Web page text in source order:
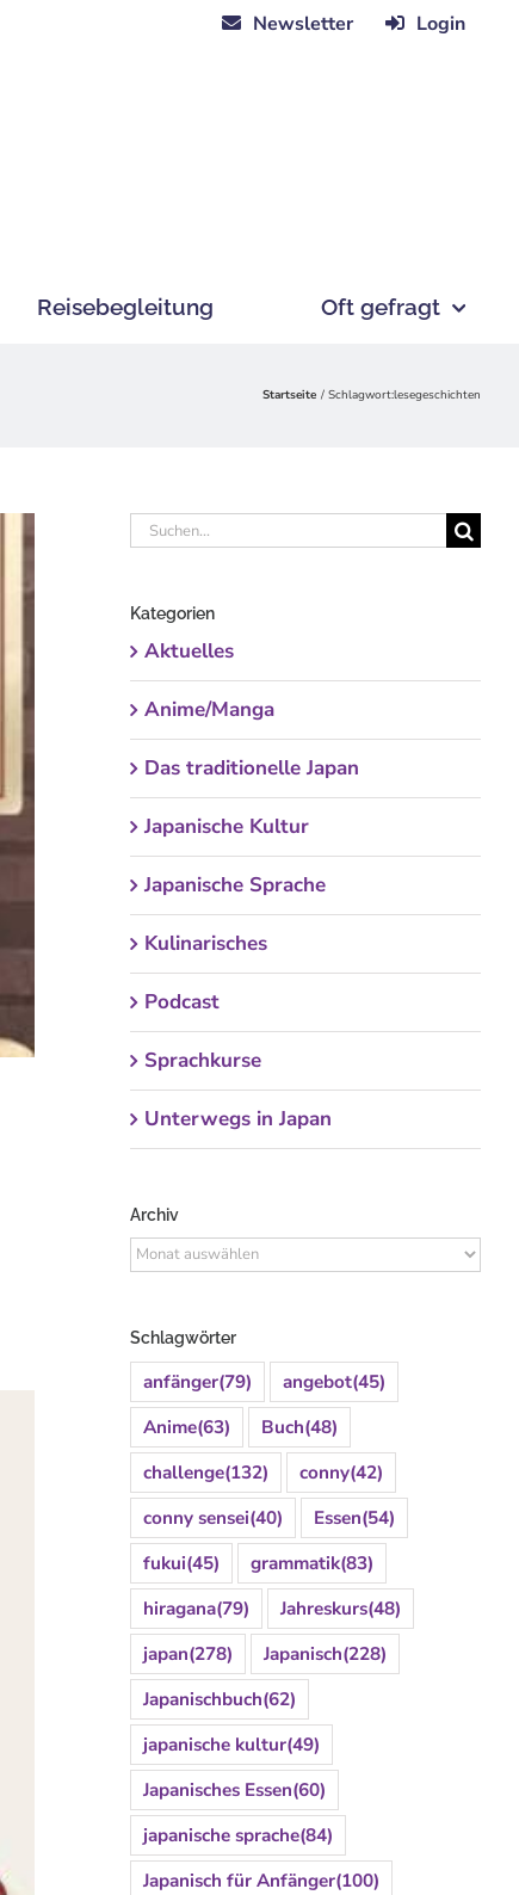
Newsletter Login
Reisebegleitung Oft gefragt
Startseite Schlagwort:lesegeschichten
Suche
Kategorien
Aktuelles
Anime/Manga
Das traditionelle Japan
Japanische Kultur
Japanische Sprache
Kulinarisches
Podcast
Sprachkurse
Unterwegs in Japan
Archiv
Archiv
Schlagwörter
anfänger(79) angebot(45)
Anime(63) Buch(48)
challenge(132) conny(42)
conny sensei(40) Essen(54)
fukui(45) grammatik(83)
hiragana(79) Jahreskurs(48)
japan(278) Japanisch(228)
Japanischbuch(62)
japanische kultur(49)
Japanisches Essen(60)
japanische sprache(84)
Japanisch für Anfänger(100)